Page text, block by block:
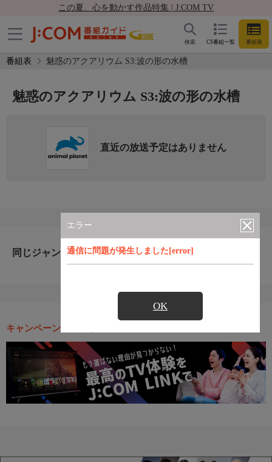
この夏、心を動かす作品特集 | J:COM TV
CS番組一覧 番組表
検索
番組表 魅惑のアクアリウム S3:波の形の水槽
エラー
通信に問題が発生しました[error]
OK
魅惑のアクアリウム S3:波の形の水槽
直近の放送予定はありません
同じジャンルのおすすめ番組
キャンペーン・お得な情報